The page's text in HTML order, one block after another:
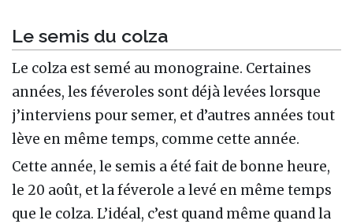
Le semis du colza
Le colza est semé au monograine. Certaines
années, les féveroles sont déjà levées lorsque
j’interviens pour semer, et d’autres années tout
lève en même temps, comme cette année.
Cette année, le semis a été fait de bonne heure,
le 20 août, et la féverole a levé en même temps
que le colza. L’idéal, c’est quand même quand la